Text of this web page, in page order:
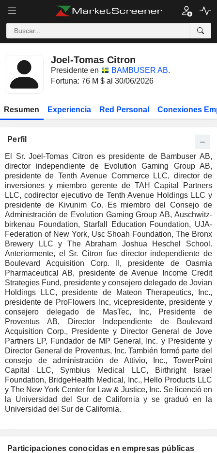
Joel-Tomas Citron
Presidente en BAMBUSER AB.
Fortuna: 76 M $ al 30/06/2026
Resumen Experiencia Red Personal Conexiones
Perfil
El Sr. Joel-Tomas Citron es presidente de Bambuser AB,
director independiente de Evolution Gaming Group AB,
presidente de Tenth Avenue Commerce LLC, director de
inversiones y miembro gerente de TAH Capital Partners
LLC, codirector ejecutivo de Tenth Avenue Holdings LLC y
presidente de Kivunim Co. Es miembro del Consejo de
Administración de Evolution Gaming Group AB, Auschwitz-
birkenau Foundation, Starfall Education Foundation, UJA-
Federation of New York, Usc Shoah Foundation, The Bronx
Brewery LLC y The Abraham Joshua Heschel School.
Anteriormente, el Sr. Citron fue director independiente de
Boulevard Acquisition Corp. II, presidente de Oasmia
Pharmaceutical AB, presidente de Avenue Income Credit
Strategies Fund, presidente y consejero delegado de Jovian
Holdings LLC, presidente de Mateon Therapeutics, Inc.,
presidente de ProFlowers Inc, vicepresidente, presidente y
consejero delegado de MasTec, Inc, Presidente de
Proventus AB, Director Independiente de Boulevard
Acquisition Corp., Presidente y Director General de Jove
Partners LP, Fundador de MP General, Inc. y Presidente y
Director General de Proventus, Inc. También formó parte del
consejo de administración de Attivio, Inc., TowerPoint
Capital LLC, Symbius Medical LLC, Birthright Israel
Foundation, BridgeHealth Medical, Inc., Hello Products LLC
y The New York Center for Law & Justice, Inc. Se licenció en
la Universidad del Sur de California y se graduó en la
Universidad del Sur de California.
Participaciones conocidas en empresas públicas